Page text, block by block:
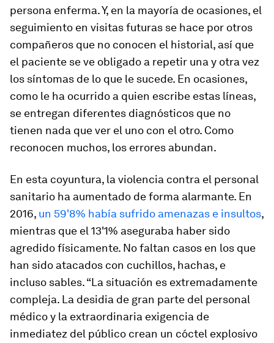
persona enferma. Y, en la mayoría de ocasiones, el
seguimiento en visitas futuras se hace por otros
compañeros que no conocen el historial, así que
el paciente se ve obligado a repetir una y otra vez
los síntomas de lo que le sucede. En ocasiones,
como le ha ocurrido a quien escribe estas líneas,
se entregan diferentes diagnósticos que no
tienen nada que ver el uno con el otro. Como
reconocen muchos, los errores abundan.
En esta coyuntura, la violencia contra el personal
sanitario ha aumentado de forma alarmante. En
2016, un 59'8% había sufrido amenazas e insultos,
mientras que el 13'1% aseguraba haber sido
agredido físicamente. No faltan casos en los que
han sido atacados con cuchillos, hachas, e
incluso sables. “La situación es extremadamente
compleja. La desidia de gran parte del personal
médico y la extraordinaria exigencia de
inmediatez del público crean un cóctel explosivo